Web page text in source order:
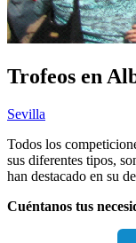
Trofeos en
Sevilla
Todos los
sus diferentes tipos,
han destacado en su
Cuéntanos tus